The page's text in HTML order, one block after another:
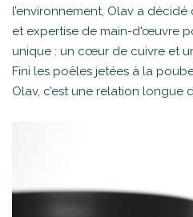
l’environnement, Olav a décidé
et expertise de main-d'œuvre
unique : un cœur de cuivre et
Fini les poêles jetées à la
Olav, c’est une relation longue